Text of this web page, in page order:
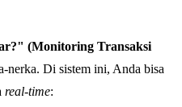
(Monitoring Transaksi
nerka. Di sistem ini, Anda bisa
real-time: